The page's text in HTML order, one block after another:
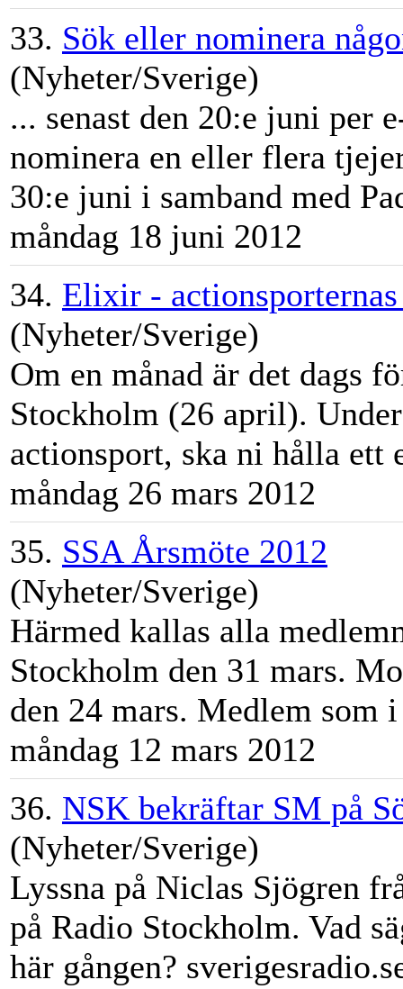
33. Sök eller nominera
(Nyheter/Sverige)
... senast den 20:e juni per
nominera en eller flera
30:e juni i samband med
måndag 18 juni 2012
34. Elixir -
(Nyheter/Sverige)
Om en månad är det dags
Stockholm (26 april).
actionsport, ska ni hålla ett
måndag 26 mars 2012
35. SSA Årsmöte 2012
(Nyheter/Sverige)
Härmed kallas alla
Stockholm den 31 mars.
den 24 mars. Medlem
måndag 12 mars 2012
36. NSK bekräftar SM på
(Nyheter/Sverige)
Lyssna på Niclas Sjögren
på Radio Stockholm. Vad
här gången?